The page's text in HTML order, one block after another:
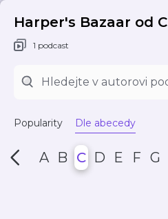
Harper's Bazaar od C
1 podcast
Popularity Dle abecedy
A B C D E F G